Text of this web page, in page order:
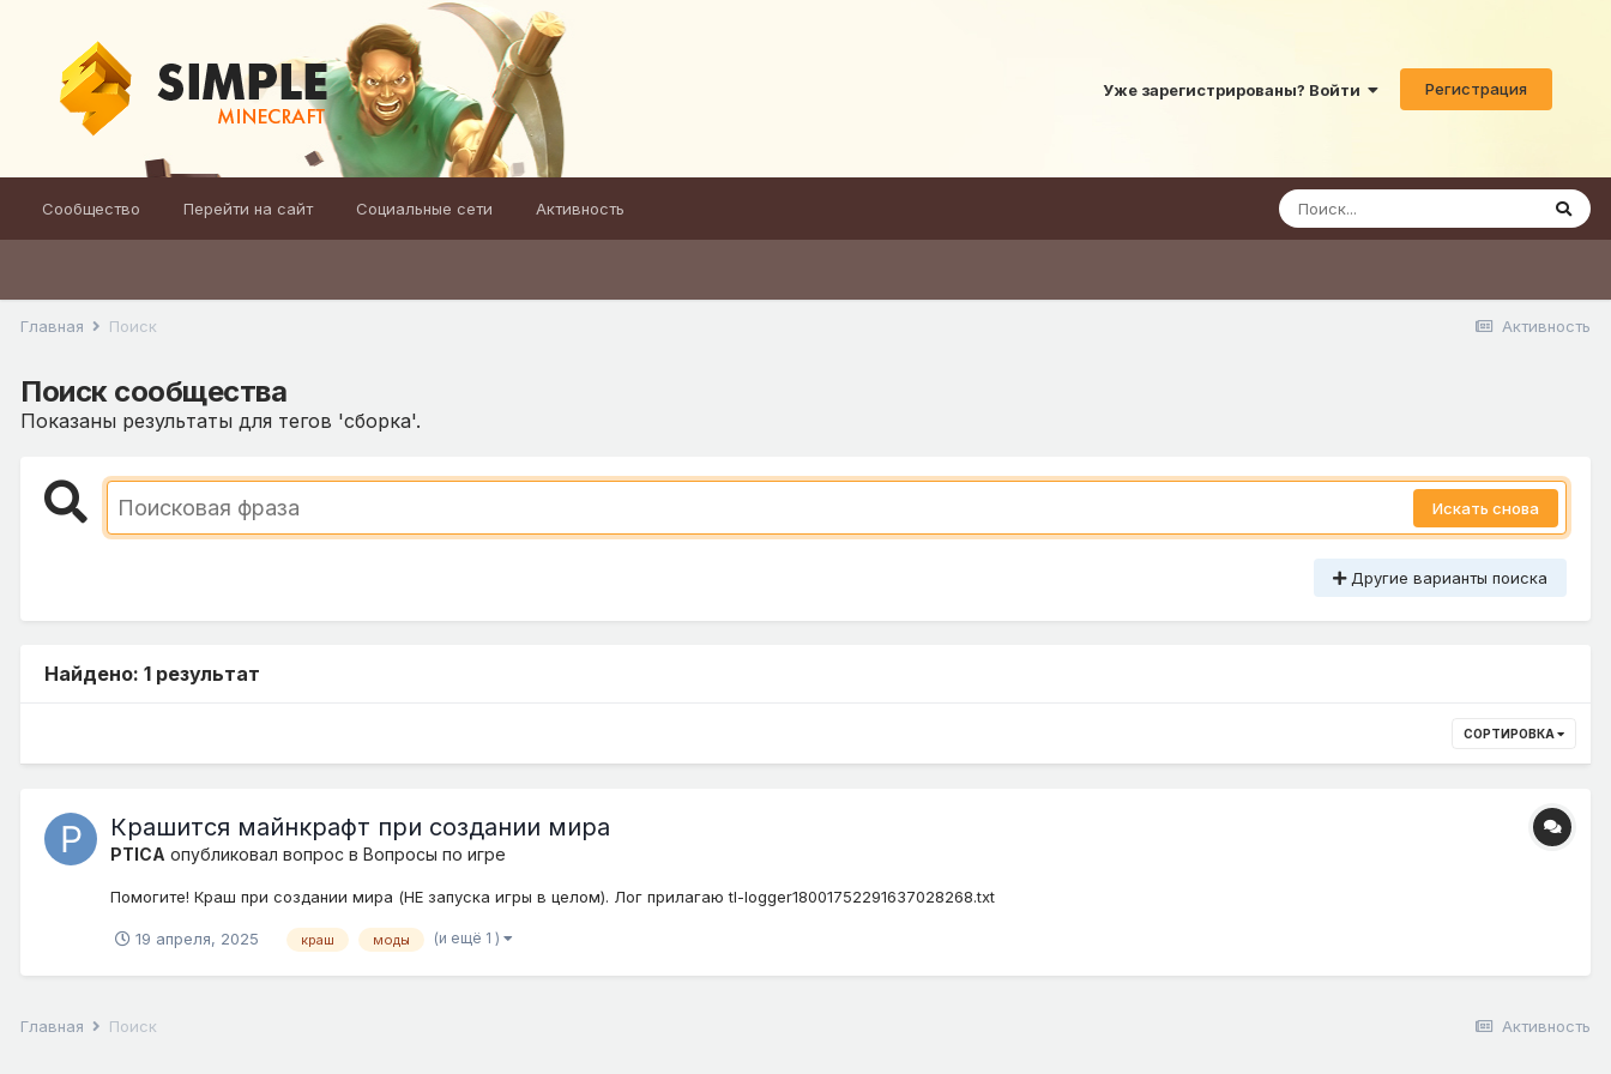
Уже зарегистрированы? Войти Регистрация
Сообщество Перейти на сайт Социальные сети Активность
Активность
Главная Поиск
Поиск сообщества
Показаны результаты для тегов 'сборка'.
Искать снова
Другие варианты поиска
Найдено: 1 результат
СОРТИРОВКА
Крашится майнкрафт при создании мира
PTICA опубликовал вопрос в Вопросы по игре
Помогите! Краш при создании мира (НЕ запуска игры в целом). Лог прилагаю tl-logger18001752291637028268.txt
19 апреля, 2025 краш моды (и ещё 1 )
Активность
Главная Поиск